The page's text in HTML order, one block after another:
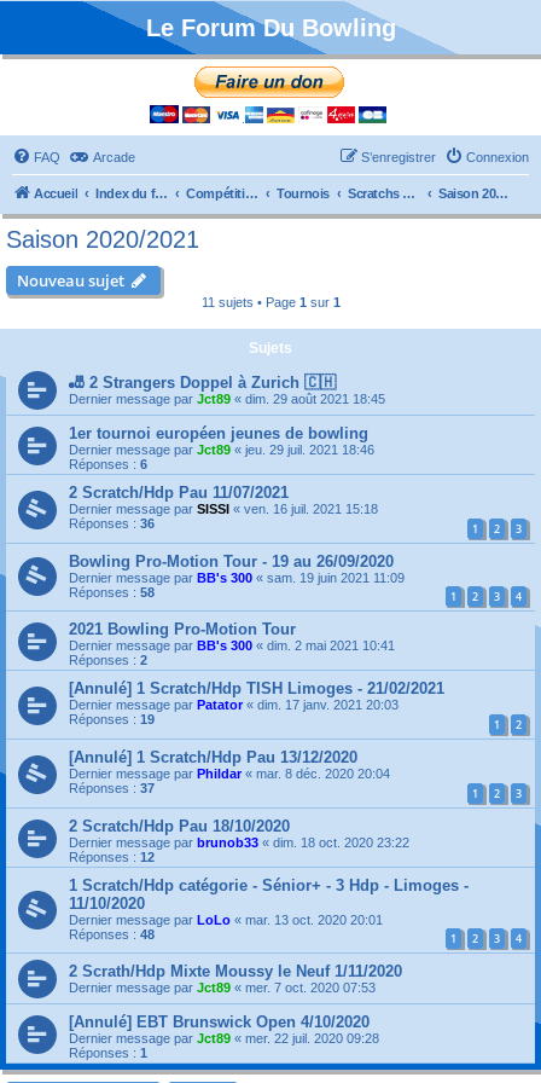
Le Forum Du Bowling
FAQ Arcade Connexion
S’enregistrer
Accueil Index du forum Compétitions Tournois Scratchs et Internationaux Saison 2020/2021
Saison 2020/2021
Nouveau sujet
11 sujets • Page 1 sur 1
Sujets
🎳 2 Strangers Doppel à Zurich 🇨🇭
Dernier message par Jct89 « dim. 29 août 2021 18:45
1er tournoi européen jeunes de bowling
Dernier message par Jct89 « jeu. 29 juil. 2021 18:46
Réponses : 6
2 Scratch/Hdp Pau 11/07/2021
Dernier message par SISSI « ven. 16 juil. 2021 15:18
Réponses : 36 1 2 3
Bowling Pro-Motion Tour - 19 au 26/09/2020
Dernier message par BB's 300 « sam. 19 juin 2021 11:09
Réponses : 58 1 2 3 4
2021 Bowling Pro-Motion Tour
Dernier message par BB's 300 « dim. 2 mai 2021 10:41
Réponses : 2
[Annulé] 1 Scratch/Hdp TISH Limoges - 21/02/2021
Dernier message par Patator « dim. 17 janv. 2021 20:03
Réponses : 19 1 2
[Annulé] 1 Scratch/Hdp Pau 13/12/2020
Dernier message par Phildar « mar. 8 déc. 2020 20:04
Réponses : 37 1 2 3
2 Scratch/Hdp Pau 18/10/2020
Dernier message par brunob33 « dim. 18 oct. 2020 23:22
Réponses : 12
1 Scratch/Hdp catégorie - Sénior+ - 3 Hdp - Limoges -
11/10/2020
Dernier message par LoLo « mar. 13 oct. 2020 20:01
Réponses : 48 1 2 3 4
2 Scrath/Hdp Mixte Moussy le Neuf 1/11/2020
Dernier message par Jct89 « mer. 7 oct. 2020 07:53
[Annulé] EBT Brunswick Open 4/10/2020
Dernier message par Jct89 « mer. 22 juil. 2020 09:28
Réponses : 1